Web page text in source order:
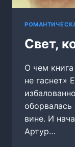
Свет,
О чем
не гаснет»
оборвалась
вине. И
Артур…